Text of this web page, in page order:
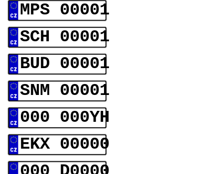
MPS 00001
SCH 00001
BUD 00001
SNM 00001
000 000YH
EKX 00000